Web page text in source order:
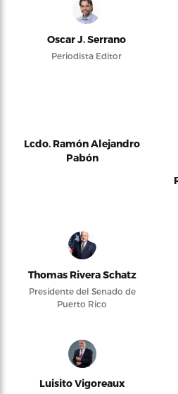
Oscar J. Serrano
Periodista Editor
Lcdo. Ramón Alejandro
Pabón
Thomas Rivera Schatz
Presidente del Senado de
Puerto Rico
Luisito Vigoreaux